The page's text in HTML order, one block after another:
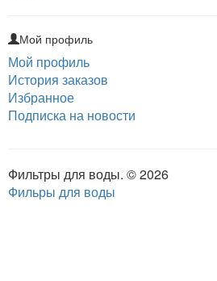
Мой профиль
Мой профиль
История заказов
Избранное
Подписка на новости
Фильтры для воды. © 2026
Фильры для воды